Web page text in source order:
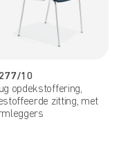
10
opdekstoffering,
zitting, met